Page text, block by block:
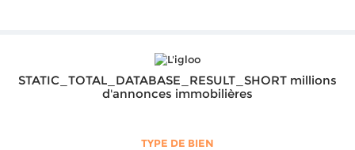
STATIC_TOTAL_DATABASE_RESULT_SHORT millions
d'annonces immobilières
TYPE DE BIEN